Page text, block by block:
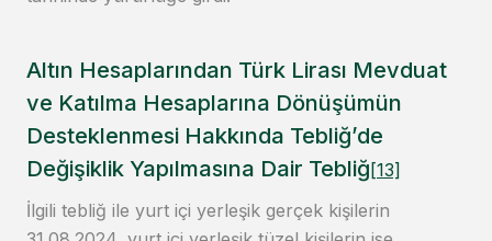
Altın Hesaplarından Türk Lirası Mevduat
ve Katılma Hesaplarına Dönüşümün
Desteklenmesi Hakkında Tebliğ’de
Değişiklik Yapılmasına Dair Tebliğ [13]
İlgili tebliğ ile yurt içi yerleşik gerçek kişilerin